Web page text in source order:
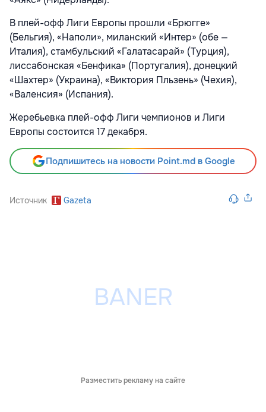
В плей-офф Лиги Европы прошли «Брюгге»
(Бельгия), «Наполи», миланский «Интер» (обе —
Италия), стамбульский «Галатасарай» (Турция),
лиссабонская «Бенфика» (Португалия), донецкий
«Шахтер» (Украина), «Виктория Пльзень» (Чехия),
«Валенсия» (Испания).
Жеребьевка плей-офф Лиги чемпионов и Лиги
Европы состоится 17 декабря.
Подпишитесь на новости Point.md в Google
Источник Gazeta
Разместить рекламу на сайте